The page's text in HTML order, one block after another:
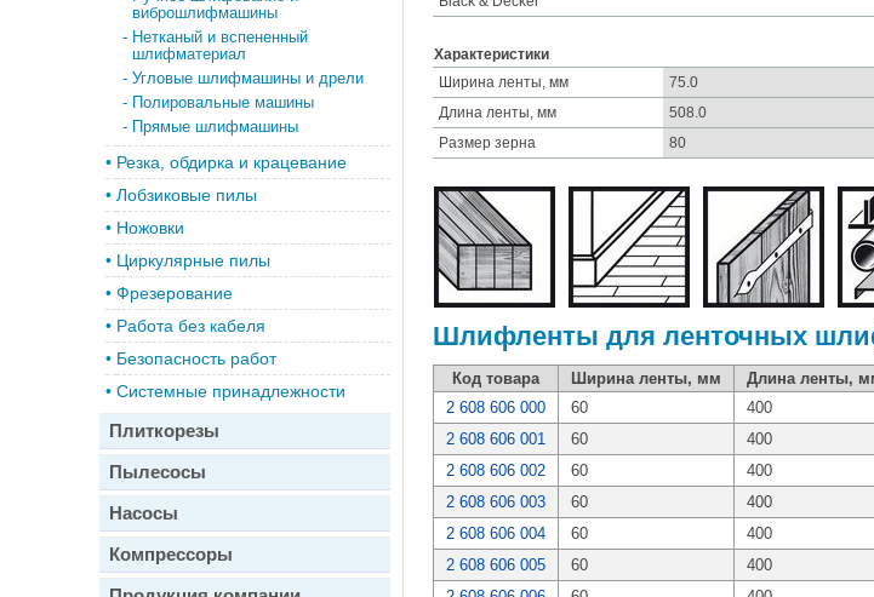
виброшлифмашины
- Нетканый и вспененный
шлифматериал
- Угловые шлифмашины и дрели
- Полировальные машины
- Прямые шлифмашины
• Резка, обдирка и крацевание
• Лобзиковые пилы
• Ножовки
• Циркулярные пилы
• Фрезерование
• Работа без кабеля
• Безопасность работ
• Системные принадлежности
Плиткорезы
Пылесосы
Насосы
Компрессоры
Характеристики
Ширина ленты, мм
75.0
Длина ленты, мм
508.0
Размер зерна
80
Шлифленты для ленточных
Код товара Ширина ленты, мм Длина ленты,
2 608 606 000
60 400
2 608 606 001
60 400
2 608 606 002
60 400
2 608 606 003
60 400
2 608 606 004
60 400
2 608 606 005
60 400